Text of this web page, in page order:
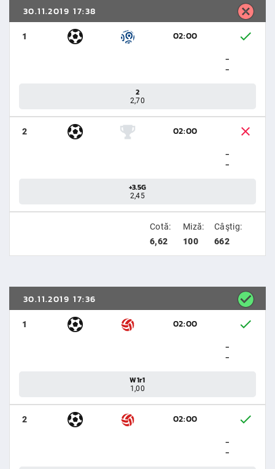
30.11.2019 17:38
1
02:00
-
-
2
2,70
2
02:00
-
-
+3.5G
2,45
Cotă:
6,62
Miză:
100
Câştig:
662
30.11.2019 17:36
1
02:00
-
-
W1r1
1,00
2
02:00
-
-